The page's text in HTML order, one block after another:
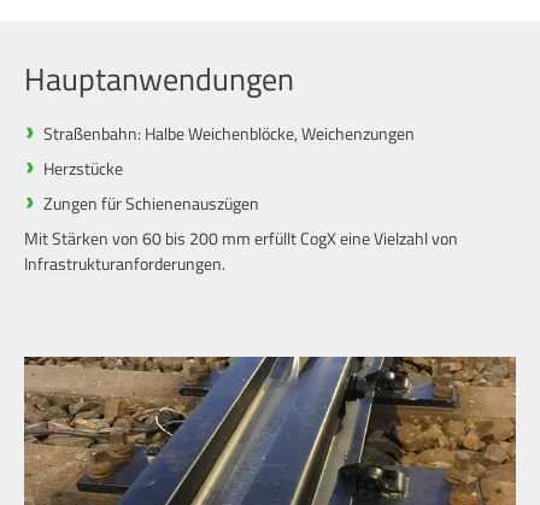
Hauptanwendungen
Straßenbahn: Halbe Weichenblöcke, Weichenzungen
Herzstücke
Zungen für Schienenauszügen
Mit Stärken von 60 bis 200 mm erfüllt CogX eine Vielzahl von
Infrastrukturanforderungen.